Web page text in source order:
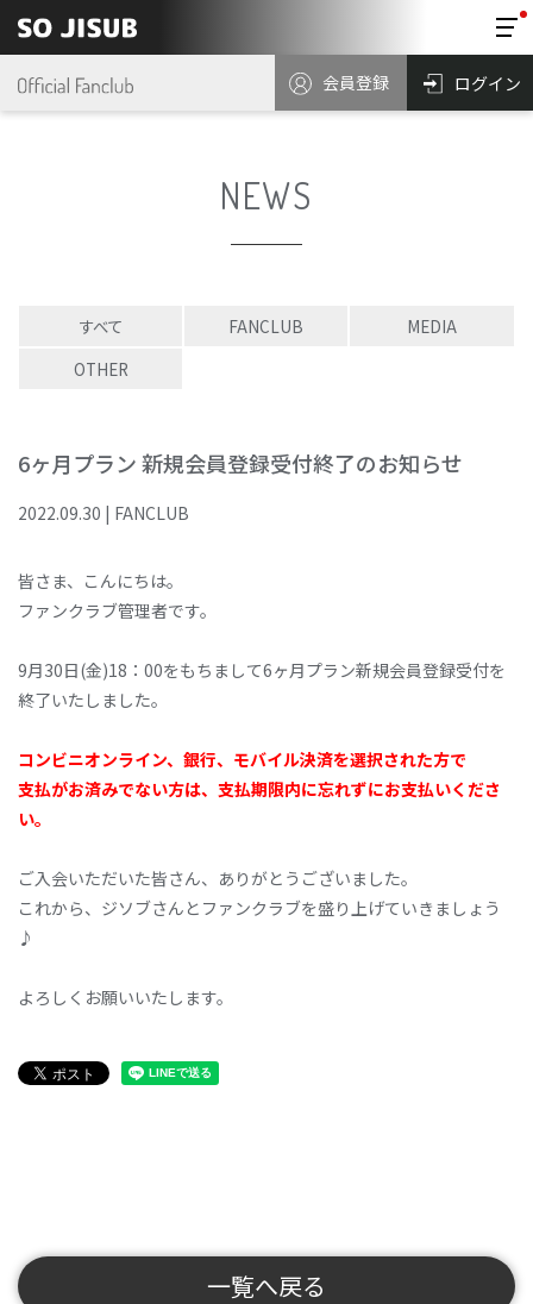
会員登録 ログイン
NEWS
すべて FANCLUB
MEDIA
OTHER
6ヶ月プラン 新規会員登録受付終了のお知らせ
2022.09.30 | FANCLUB
皆さま、こんにちは。
ファンクラブ管理者です。
9月30日(金)18：00をもちまして6ヶ月プラン新規会員登録受付を
終了いたしました。
コンビニオンライン、銀行、モバイル決済を選択された方で
支払がお済みでない方は、支払期限内に忘れずにお支払いくださ
い。
ご入会いただいた皆さん、ありがとうございました。
これから、ジソブさんとファンクラブを盛り上げていきましょう
♪
よろしくお願いいたします。
一覧へ戻る